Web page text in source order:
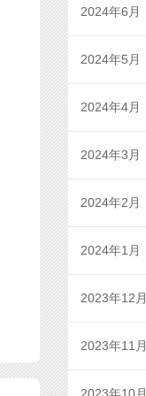
2024年6月
2024年5月
2024年4月
2024年3月
2024年2月
2024年1月
2023年12月
2023年11月